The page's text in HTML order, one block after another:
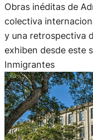
Obras inéditas de
colectiva
y una retrospectiva
exhiben desde este
Inmigrantes